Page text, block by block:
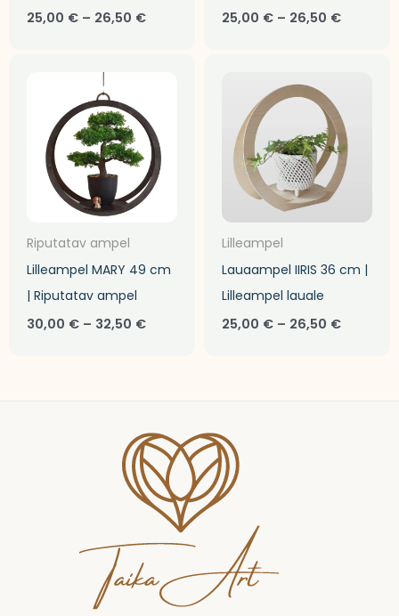
25,00 € – 26,50 € 25,00 € – 26,50 €
Riputatav ampel
Lilleampel MARY 49 cm
| Riputatav ampel
30,00 € – 32,50 €
Lilleampel
Lauaampel IIRIS 36 cm |
Lilleampel lauale
25,00 € – 26,50 €
26,50 €